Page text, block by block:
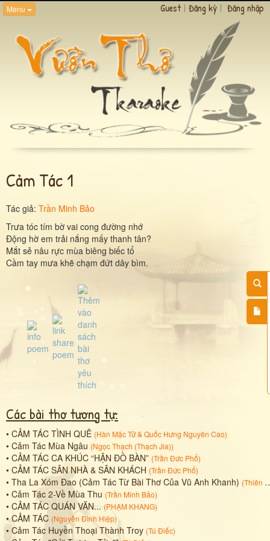
Menu Guest | Đăng ký | Đăng nhập
Cảm Tác 1
Tác giả: Trần Minh Bảo
Trưa tóc tím bờ vai cong đường nhớ
Động hờ em trải nắng mấy thanh tân?
Mắt sẻ nâu rực mùa biêng biếc tổ
Cầm tay mưa khẽ chạm đứt dây bìm.
Các bài thơ tương tự:
• CẢM TÁC TÌNH QUÊ (Hàn Mặc Tử& Quốc Hưng Nguyên Cao)
• Cảm Tác Mùa Ngâu (Ngọc Thạch (Thạch Jia))
• CẢM TÁC CA KHÚC “HẬN ĐỒ BÀN” (Trần Đức Phổ)
• CẢM TÁC SÂN NHÀ & SÂN KHÁCH (Trần Đức Phổ)
• Tha La Xóm Đao (Cảm Tác Từ Bài Thơ Của Vũ Anh Khanh) (Thiên Lý
• Cảm Tác 2-Về Mùa Thu (Trần Minh Bảo)
• CẢM TÁC QUÁN VĂN... (PHẠM KHANG)
•CẢM TÁC (Nguyễn Đình Hiệp)
• Cảm Tác Huyền Thoại Thành Troy (Tú Điếc)